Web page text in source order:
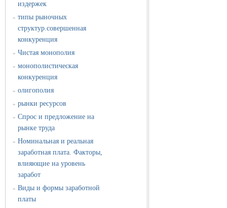
издержек
» типы рыночных
структур.совершенная
конкуренция
» Чистая монополия
» монополистическая
конкуренция
» олигополия
» рынки ресурсов
» Спрос и предложение на
рынке труда
» Номинальная и реальная
заработная плата. Факторы,
влияющие на уровень
заработ
» Виды и формы заработной
платы